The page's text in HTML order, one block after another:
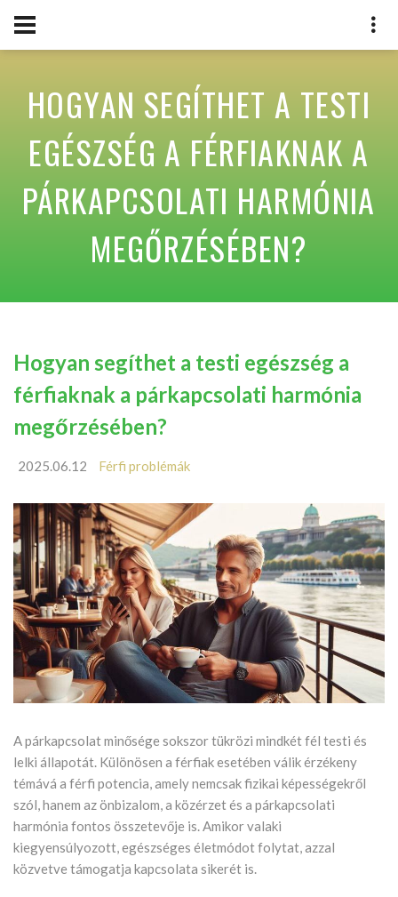
HOGYAN SEGÍTHET A TESTI
EGÉSZSÉG A FÉRFIAKNAK A
PÁRKAPCSOLATI HARMÓNIA
MEGŐRZÉSÉBEN?
Hogyan segíthet a testi egészség a
férfiaknak a párkapcsolati harmónia
megőrzésében?
2025.06.12 Férfi problémák
A párkapcsolat minősége sokszor tükrözi mindkét fél testi és
lelki állapotát. Különösen a férfiak esetében válik érzékeny
témává a férfi potencia, amely nemcsak fizikai képességekről
szól, hanem az önbizalom, a közérzet és a párkapcsolati
harmónia fontos összetevője is. Amikor valaki
kiegyensúlyozott, egészséges életmódot folytat, azzal
közvetve támogatja kapcsolata sikerét is.